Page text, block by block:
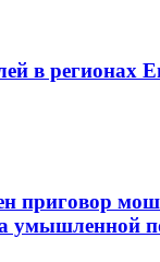
в регионах
приговор
умышленной